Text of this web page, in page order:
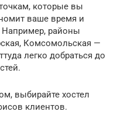
которые вы
ваше время и
Например, районы
Комсомольская —
легко добраться до
выбирайте хостел
клиентов.